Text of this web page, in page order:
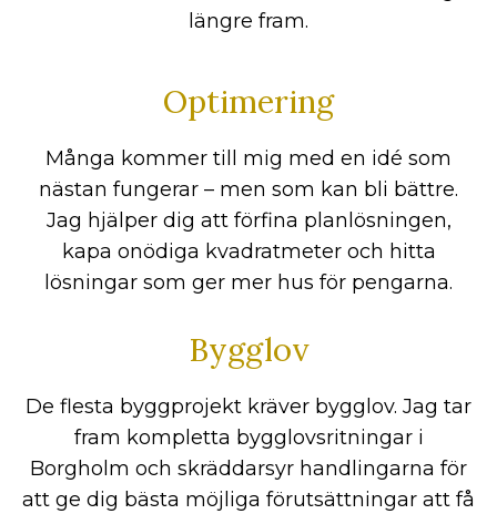
längre fram.
Optimering
Många kommer till mig med en idé som
nästan fungerar – men som kan bli bättre.
Jag hjälper dig att förfina planlösningen,
kapa onödiga kvadratmeter och hitta
lösningar som ger mer hus för pengarna.
Bygglov
De flesta byggprojekt kräver bygglov. Jag tar
fram kompletta bygglovsritningar i
Borgholm och skräddarsyr handlingarna för
att ge dig bästa möjliga förutsättningar att få